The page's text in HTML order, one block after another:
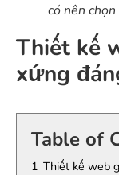
có nên
Thiết kế
xứng
Table of
1 Thiết kế web